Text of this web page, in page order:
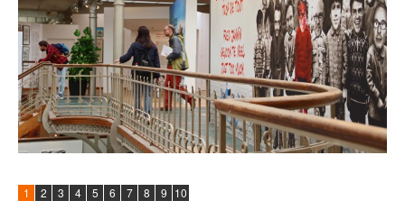
1 2 3 4 5 6 7 8 9 10